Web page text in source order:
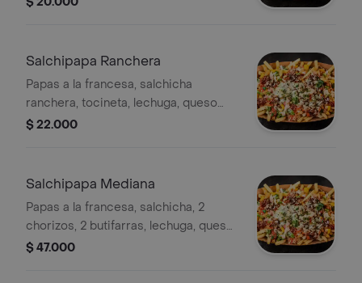
Salchipapa Ranchera
Papas a la francesa, salchicha
ranchera, tocineta, lechuga, queso
costeño, papa ripio, maíz y salsas
$ 22.000
Salchipapa Mediana
Papas a la francesa, salchicha, 2
chorizos, 2 butifarras, lechuga, queso
costeño, papa ripio, maíz y salsas (3
$ 47.000